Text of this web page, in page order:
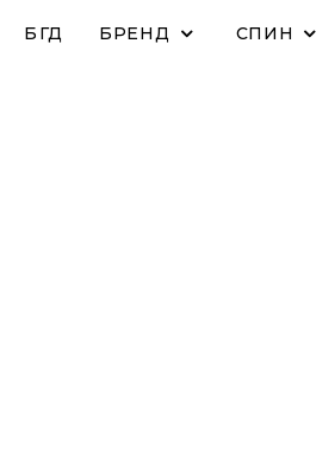
БҮГД БРЕНД СПИН